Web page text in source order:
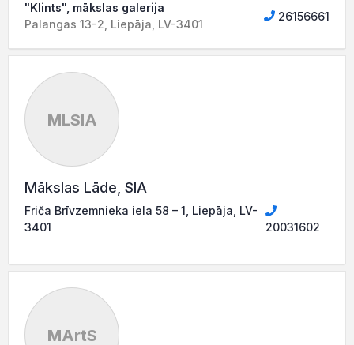
"Klints", mākslas galerija
Palangas 13-2, Liepāja, LV-3401
26156661
MLSIA
Mākslas Lāde, SIA
Friča Brīvzemnieka iela 58 – 1, Liepāja, LV-
3401
20031602
MArtS